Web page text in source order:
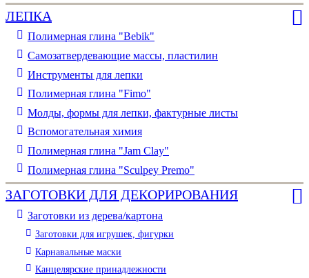
ЛЕПКА
Полимерная глина "Bebik"
Самозатвердевающие массы, пластилин
Инструменты для лепки
Полимерная глина "Fimo"
Молды, формы для лепки, фактурные листы
Вспомогательная химия
Полимерная глина "Jam Clay"
Полимерная глина "Sculpey Premo"
ЗАГОТОВКИ ДЛЯ ДЕКОРИРОВАНИЯ
Заготовки из дерева/картона
Заготовки для игрушек, фигурки
Карнавальные маски
Канцелярские принадлежности